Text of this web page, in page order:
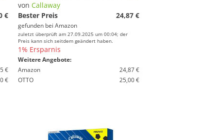
€
€
€
von Callaway
Bester Preis
24,87 €
gefunden bei Amazon
zuletzt überprüft am 27.09.2025 um 00:04; der
Preis kann sich seitdem geändert haben.
1% Ersparnis
Weitere Angebote:
Amazon
24,87 €
OTTO
25,00 €